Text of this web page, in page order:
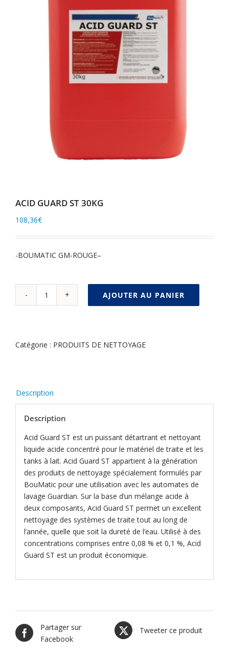
ACID GUARD ST 30KG
108,36€
-BOUMATIC GM-ROUGE–
quantité
ST
AJOUTER AU PANIER
Alternative:
Catégorie : PRODUITS DE NETTOYAGE
Description
Description
Acid Guard ST est un puissant détartrant et nettoyant
liquide acide concentré pour le matériel de traite et les
tanks à lait. Acid Guard ST appartient à la génération
des produits de nettoyage spécialement formulés par
BouMatic pour une utilisation avec les automates de
lavage Guardian. Sur la base d’un mélange acide à
deux composants, Acid Guard ST permet un excellent
nettoyage des systèmes de traite tout au long de
l’année, quelle que soit la dureté de l’eau. Utilisé à des
concentrations comprises entre 0,08 % et 0,1 %, Acid
Guard ST est un produit économique.
Partager sur
Facebook
Tweeter ce produit